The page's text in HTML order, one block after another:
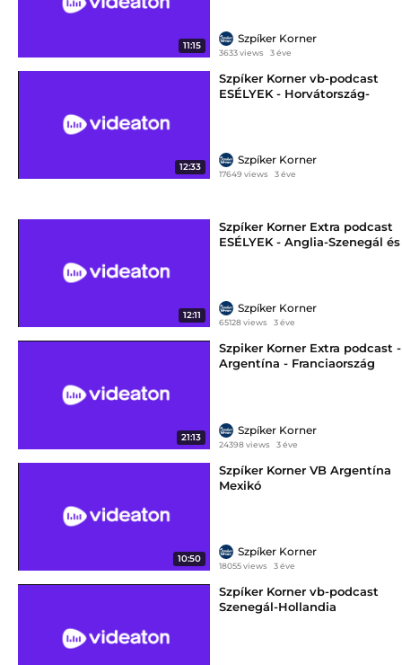
11:15
Szpíker Korner
3633 views 3 éve
12:33
Szpíker Korner vb-podcast
ESÉLYEK - Horvátország-
Szpíker Korner
17649 views 3 éve
12:11
Szpíker Korner Extra podcast
ESÉLYEK - Anglia-Szenegál és
Szpíker Korner
65128 views 3 éve
21:13
Szpiker Korner Extra podcast -
Argentína - Franciaország
Szpíker Korner
24398 views 3 éve
10:50
Szpíker Korner VB Argentína
Mexikó
Szpíker Korner
18055 views 3 éve
Szpíker Korner vb-podcast
Szenegál-Hollandia